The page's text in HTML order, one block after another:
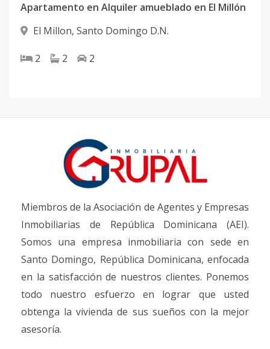
Apartamento en Alquiler amueblado en El Millón
El Millon, Santo Domingo D.N.
2 2 2
Miembros de la Asociación de Agentes y Empresas
Inmobiliarias de República Dominicana (AEI).
Somos una empresa inmobiliaria con sede en
Santo Domingo, República Dominicana, enfocada
en la satisfacción de nuestros clientes. Ponemos
todo nuestro esfuerzo en lograr que usted
obtenga la vivienda de sus sueños con la mejor
asesoría.